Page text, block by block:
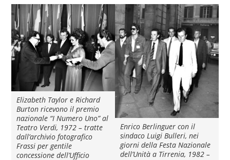
Elizabeth Taylor e Richard
Burton ricevono il premio
nazionale “I Numero Uno” al
Teatro Verdi, 1972 – tratte
dall’archivio fotografico
Frassi per gentile
concessione dell’Ufficio
Enrico Berlinguer con il
sindaco Luigi Bulleri, nei
giorni della Festa Nazionale
dell’Unità a Tirrenia, 1982 –